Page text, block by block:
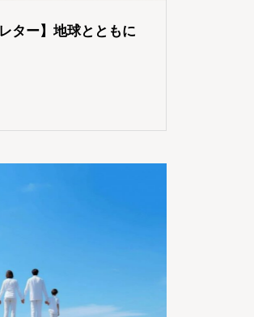
ター】地球とともに